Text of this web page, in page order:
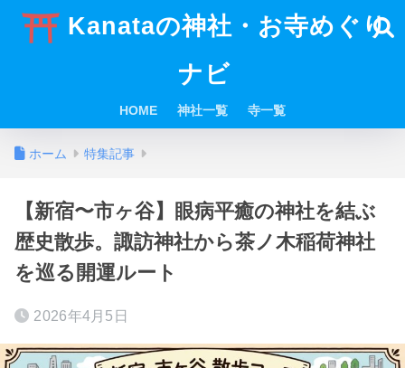
Kanataの神社・お寺めぐり
ナビ
HOME 神社一覧 寺一覧
ホーム 特集記事
【新宿〜市ヶ谷】眼病平癒の神社を結ぶ
歴史散歩。諏訪神社から茶ノ木稲荷神社
を巡る開運ルート
2026年4月5日